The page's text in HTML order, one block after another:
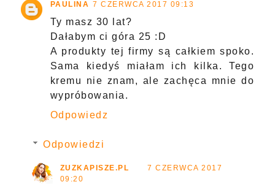
PAULINA 7 CZERWCA 2017 09:13
Ty masz 30 lat?
Dałabym ci góra 25 :D
A produkty tej firmy są całkiem spoko.
Sama kiedyś miałam ich kilka. Tego
kremu nie znam, ale zachęca mnie do
wypróbowania.
Odpowiedz
Odpowiedzi
ZUZKAPISZE.PL
7 CZERWCA 2017
09:20